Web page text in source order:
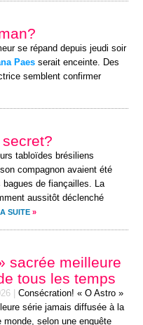
se répand depuis jeudi soir
Paes serait enceinte. Des
semblent confirmer
tabloïdes brésiliens
compagnon avaient été
de fiançailles. La
aussitôt déclenché
SUITE »
sacrée meilleure
tous les temps
Consécration! « O Astro »
série jamais diffusée à la
monde, selon une enquête